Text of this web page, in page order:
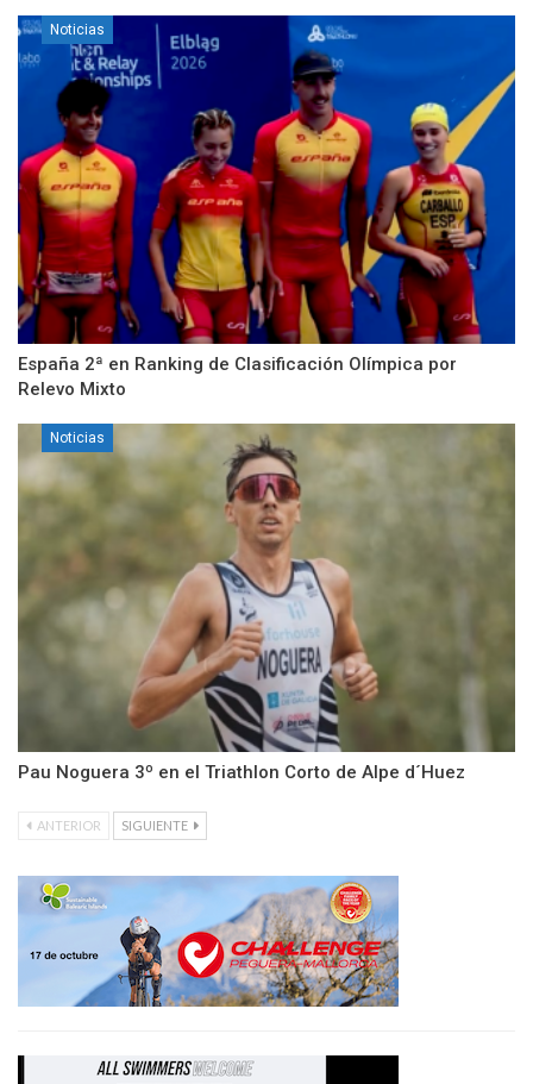
Noticias
España 2ª en Ranking de Clasificación Olímpica por
Relevo Mixto
Noticias
Pau Noguera 3º en el Triathlon Corto de Alpe d´Huez
ANTERIOR SIGUIENTE